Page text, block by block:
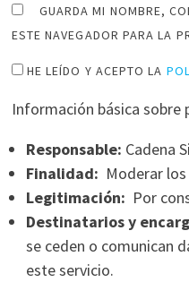
GUARDA MI NOMBRE,
ESTE NAVEGADOR PARA LA
HE LEÍDO Y ACEPTO LA
Información básica
Responsable: Cadena
Finalidad: Moderar
Legitimación: Por
Destinatarios y
se ceden o comunican
este servicio.